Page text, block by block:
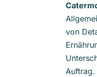
von